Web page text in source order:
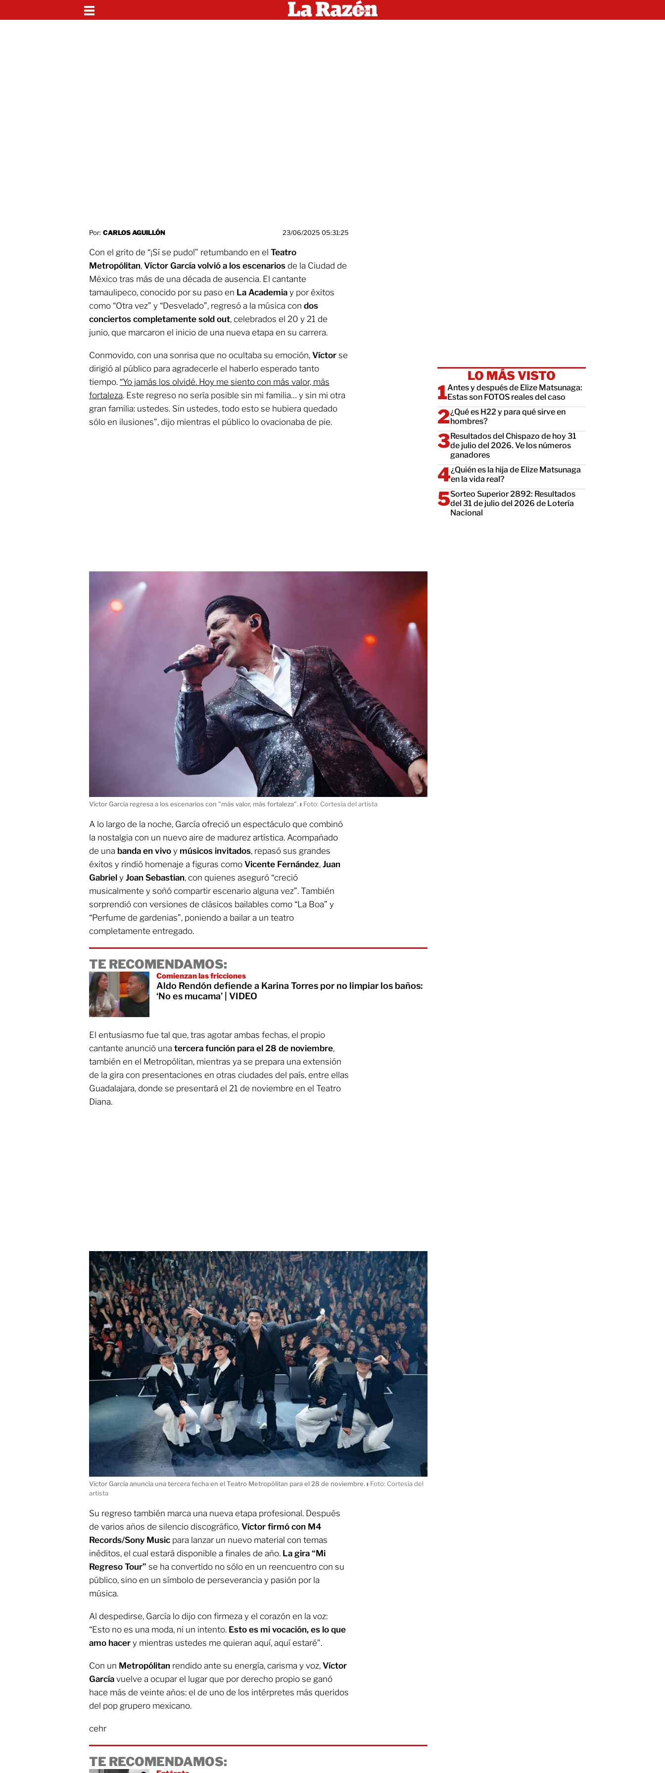
Por: CARLOS AGUILLÓN 23/06/2025 05:31:25
Con el grito de “¡Sí se pudo!” retumbando en el Teatro
Metropólitan, Víctor García volvió a los escenarios de la Ciudad de
México tras más de una década de ausencia. El cantante
tamaulipeco, conocido por su paso en La Academia y por éxitos
como “Otra vez” y “Desvelado”, regresó a la música con dos
conciertos completamente sold out, celebrados el 20 y 21 de
junio, que marcaron el inicio de una nueva etapa en su carrera.
Conmovido, con una sonrisa que no ocultaba su emoción, Víctor se
dirigió al público para agradecerle el haberlo esperado tanto
tiempo. “Yo jamás los olvidé. Hoy me siento con más valor, más
fortaleza. Este regreso no sería posible sin mi familia… y sin mi otra
gran familia: ustedes. Sin ustedes, todo esto se hubiera quedado
sólo en ilusiones”, dijo mientras el público lo ovacionaba de pie.
Víctor García regresa a los escenarios con "más valor, más fortaleza". ı Foto: Cortesía del artista
A lo largo de la noche, García ofreció un espectáculo que combinó
la nostalgia con un nuevo aire de madurez artística. Acompañado
de una banda en vivo y músicos invitados, repasó sus grandes
éxitos y rindió homenaje a figuras como Vicente Fernández, Juan
Gabriel y Joan Sebastian, con quienes aseguró “creció
musicalmente y soñó compartir escenario alguna vez”. También
sorprendió con versiones de clásicos bailables como “La Boa” y
“Perfume de gardenias”, poniendo a bailar a un teatro
completamente entregado.
TE RECOMENDAMOS:
Comienzan las fricciones
Aldo Rendón defiende a Karina Torres por no limpiar los baños:
‘No es mucama’ | VIDEO
El entusiasmo fue tal que, tras agotar ambas fechas, el propio
cantante anunció una tercera función para el 28 de noviembre,
también en el Metropólitan, mientras ya se prepara una extensión
de la gira con presentaciones en otras ciudades del país, entre ellas
Guadalajara, donde se presentará el 21 de noviembre en el Teatro
Diana.
Víctor García anuncia una tercera fecha en el Teatro Metropólitan para el 28 de noviembre. ı Foto: Cortesía del
artista
Su regreso también marca una nueva etapa profesional. Después
de varios años de silencio discográfico, Víctor firmó con M4
Records/Sony Music para lanzar un nuevo material con temas
inéditos, el cual estará disponible a finales de año. La gira “Mi
Regreso Tour” se ha convertido no sólo en un reencuentro con su
público, sino en un símbolo de perseverancia y pasión por la
música.
Al despedirse, García lo dijo con firmeza y el corazón en la voz:
“Esto no es una moda, ni un intento. Esto es mi vocación, es lo que
amo hacer y mientras ustedes me quieran aquí, aquí estaré”.
Con un Metropólitan rendido ante su energía, carisma y voz, Víctor
García vuelve a ocupar el lugar que por derecho propio se ganó
hace más de veinte años: el de uno de los intérpretes más queridos
del pop grupero mexicano.
cehr
TE RECOMENDAMOS:
LO MÁS VISTO
Antes y después de Elize Matsunaga:
Estas son FOTOS reales del caso
¿Qué es H22 y para qué sirve en
hombres?
Resultados del Chispazo de hoy 31
de julio del 2026. Ve los números
ganadores
¿Quién es la hija de Elize Matsunaga
en la vida real?
Sorteo Superior 2892: Resultados
del 31 de julio del 2026 de Lotería
Nacional